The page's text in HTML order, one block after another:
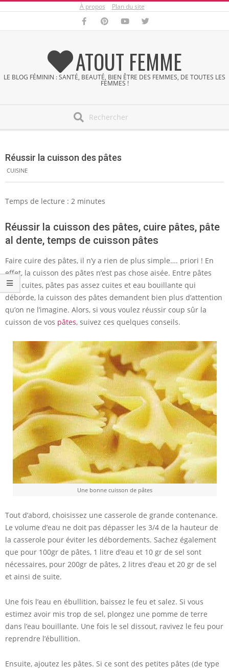
À propos Plan du site
ATOUT FEMME
LE BLOG FÉMININ : SANTÉ, BEAUTÉ, BIEN ÊTRE DES FEMMES, DE TOUTES LES
FEMMES !
Menu
Réussir la cuisson des pâtes
CUISINE
Temps de lecture : 2 minutes
Réussir la cuisson des pâtes, cuire pâtes, pâte
al dente, temps de cuisson pâtes
Faire cuire des pâtes, il n’y a rien de plus simple…. priori ! En
effet, la cuisson des pâtes n’est pas chose aisée. Entre pâtes
trop cuites, pâtes pas assez cuites et eau bouillante qui
déborde, la cuisson des pâtes demandent bien plus d’attention
qu’on ne l’imagine. Alors, si vous voulez réussir coup sûr la
cuisson de vos pâtes, suivez ces quelques conseils.
Une bonne cuisson de pâtes
Tout d’abord, choisissez une casserole de grande contenance.
Le volume d’eau ne doit pas dépasser les 3/4 de la hauteur de
la casserole pour éviter les débordements. Sachez également
que pour 100gr de pâtes, 1 litre d’eau et 10 gr de sel sont
nécessaires, pour 200gr de pâtes, 2 litres d’eau et 20 gr de sel
et ainsi de suite.
Une fois l’eau en ébullition, baissez le feu et salez. Si vous
estimez avoir mis trop de sel, plongez une pomme de terre
dans l’eau bouillante. Une fois le sel dissout, ravivez le feu pour
reprendre l’ébullition.
Ensuite, ajoutez les pâtes. Si ce sont des petites pâtes (de type